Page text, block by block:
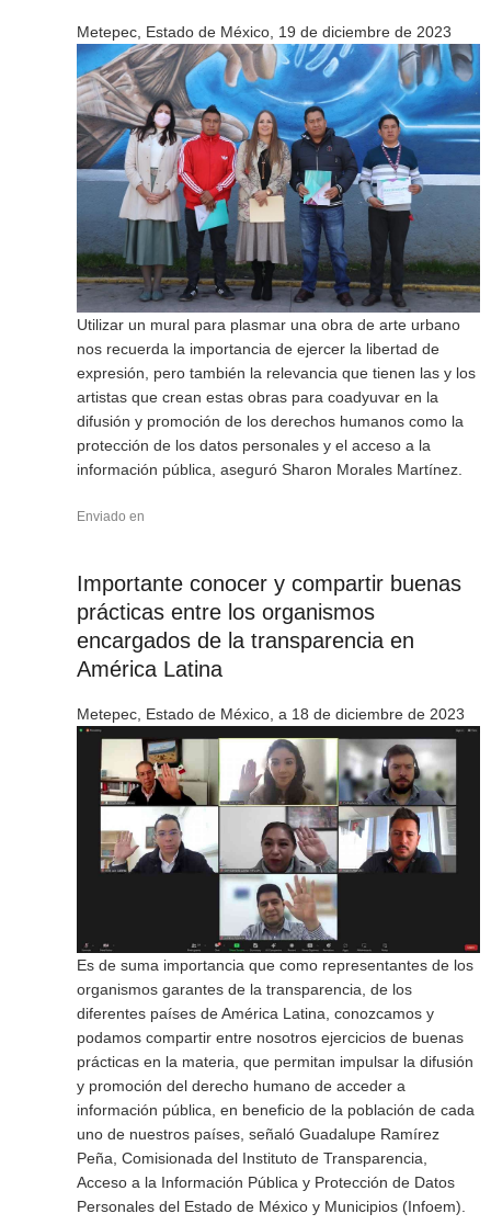
Metepec, Estado de México, 19 de diciembre de 2023
Utilizar un mural para plasmar una obra de arte urbano
nos recuerda la importancia de ejercer la libertad de
expresión, pero también la relevancia que tienen las y los
artistas que crean estas obras para coadyuvar en la
difusión y promoción de los derechos humanos como la
protección de los datos personales y el acceso a la
información pública, aseguró Sharon Morales Martínez.
Enviado en
Importante conocer y compartir buenas
prácticas entre los organismos
encargados de la transparencia en
América Latina
Metepec, Estado de México, a 18 de diciembre de 2023
Es de suma importancia que como representantes de los
organismos garantes de la transparencia, de los
diferentes países de América Latina, conozcamos y
podamos compartir entre nosotros ejercicios de buenas
prácticas en la materia, que permitan impulsar la difusión
y promoción del derecho humano de acceder a
información pública, en beneficio de la población de cada
uno de nuestros países, señaló Guadalupe Ramírez
Peña, Comisionada del Instituto de Transparencia,
Acceso a la Información Pública y Protección de Datos
Personales del Estado de México y Municipios (Infoem).